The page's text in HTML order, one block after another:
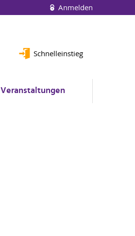
Anmelden
Schnelleinstieg
Veranstaltungen